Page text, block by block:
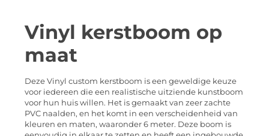
Vinyl kerstboom op
maat
Deze Vinyl custom kerstboom is een geweldige keuze
voor iedereen die een realistische uitziende kunstboom
voor hun huis willen. Het is gemaakt van zeer zachte
PVC naalden, en het komt in een verscheidenheid van
kleuren en maten, waaronder 6 meter. Deze boom is